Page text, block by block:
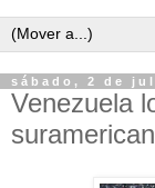
sábado, 2 de
Venezuela